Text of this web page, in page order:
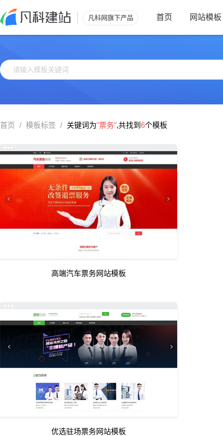
凡科网旗下产品 首页 网站模板
首页 / 模板标签 / 关键词为"票务",共找到 6个模板
高端汽车票务网站模板
优选驻场票务网站模板